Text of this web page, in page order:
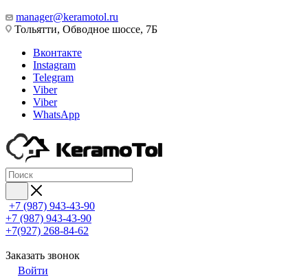
manager@keramotol.ru
Тольятти, Обводное шоссе, 7Б
Вконтакте
Instagram
Telegram
Viber
Viber
WhatsApp
+7 (987) 943-43-90
+7 (987) 943-43-90
+7(927) 268-84-62
Заказать звонок
Войти